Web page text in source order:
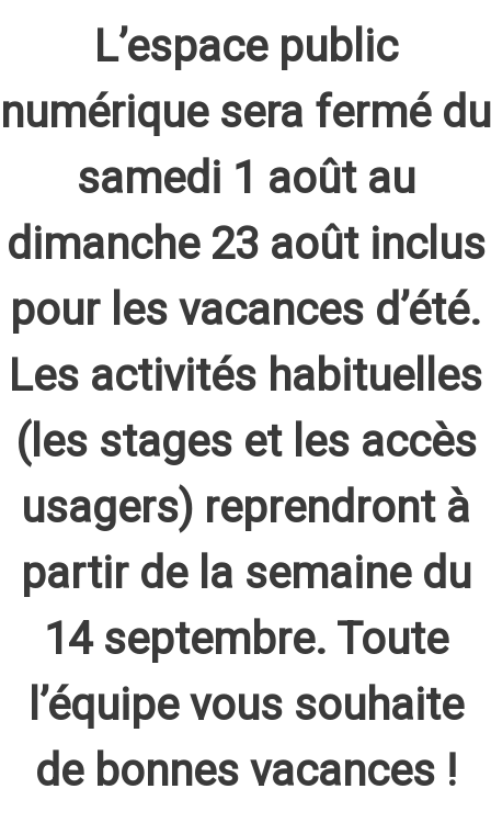
L’espace public
numérique sera fermé du
samedi 1 août au
dimanche 23 août inclus
pour les vacances d’été.
Les activités habituelles
(les stages et les accès
usagers) reprendront à
partir de la semaine du
14 septembre. Toute
l’équipe vous souhaite
de bonnes vacances !